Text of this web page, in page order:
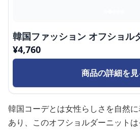
韓国ファッション オフショル
¥4,760
商品の詳細を見
韓国コーデとは女性らしさを自然
あり、このオフショルダーニット